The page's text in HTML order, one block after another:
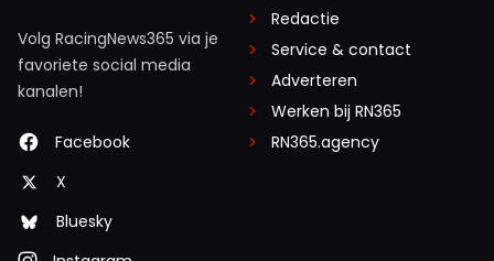
Kunnen we de stewards niet met vakantie sturen, een
maand of 9 en ze vanaf half december tot half maart
terug vragen? Wat een stelletje eikels zitten daar zeg,
gewoon lekker laten racen!!!
Dat doen ze toch ook?
Volg RacingNews365 via je
favoriete social media
kanalen!
Facebook
X
Bluesky
Redactie
Service & contact
Adverteren
Werken bij RN365
RN365.agency